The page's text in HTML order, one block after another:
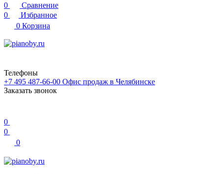
0
Сравнение
0
Избранное
0 Корзина
Телефоны
+7 495 487-66-00 Офис продаж в Челябинске
Заказать звонок
0
0
0